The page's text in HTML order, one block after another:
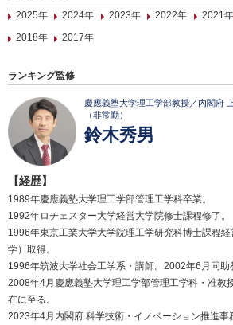
2025年
2024年 2023年 2022年 2021年
2018年
2017年
ランキング監修
慶應義塾大学理工学部教授／内閣府
（非常勤）
鈴木秀男
【経歴】
1989年慶應義塾大学理工学部管理工学科卒業。
1992年ロチェスター大学経営大学院修士課程修了。
1996年東京工業大学大学院理工学研究科博士課程
学）取得。
1996年筑波大学社会工学系・講師。2002年6月同助
2008年4月慶應義塾大学理工学部管理工学科・准教
在に至る。
2023年4月内閣府 科学技術・イノベーション推進事